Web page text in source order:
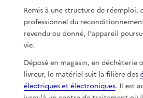
Remis à une structure de réemploi,
professionnel du
revendu ou donné, l'appareil
vie.
Déposé en magasin, en déchèterie
livreur, le matériel suit la filière des
électriques et électroniques. Il est